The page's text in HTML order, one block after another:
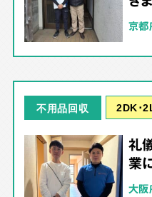
京都
不用品回収 2DK･
礼
業
大阪